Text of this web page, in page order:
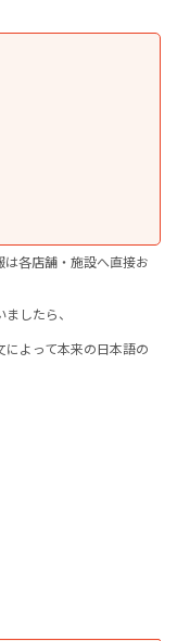
各店舗・施設へ直接お
したら、
よって本来の日本語の